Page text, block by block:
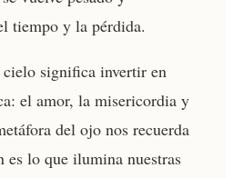
tiempo y la pérdida.
significa invertir en
el amor, la misericordia y
del ojo nos recuerda
es lo que ilumina nuestras